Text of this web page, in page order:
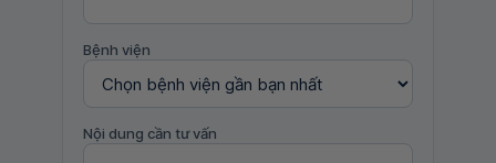
Bệnh viện
Nội dung cần tư vấn